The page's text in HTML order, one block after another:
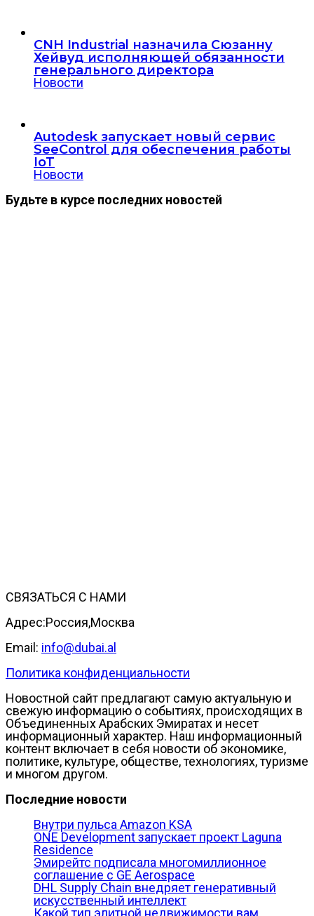
CNH Industrial назначила Сюзанну
Хейвуд исполняющей обязанности
генерального директора
Новости
Autodesk запускает новый сервис
SeeControl для обеспечения работы
IoT
Новости
Будьте в курсе последних новостей
СВЯЗАТЬСЯ С НАМИ
Адрес:Россия,Москва
Email: info@dubai.al
Политика конфиденциальности
Новостной сайт предлагают самую актуальную и
свежую информацию о событиях, происходящих в
Объединенных Арабских Эмиратах и несет
информационный характер. Наш информационный
контент включает в себя новости об экономике,
политике, культуре, обществе, технологиях, туризме
и многом другом.
Последние новости
Внутри пульса Amazon KSA
ONE Development запускает проект Laguna
Residence
Эмирейтс подписала многомиллионное
соглашение с GE Aerospace
DHL Supply Chain внедряет генеративный
искусственный интеллект
Какой тип элитной недвижимости вам